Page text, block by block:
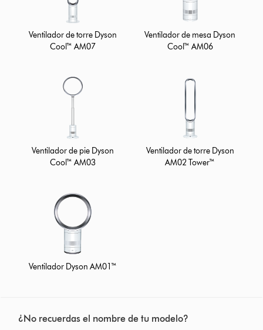
Ventilador de torre Dyson
Cool™ AM07
Ventilador de mesa Dyson
Cool™ AM06
Ventilador de pie Dyson
Cool™ AM03
Ventilador de torre Dyson
AM02 Tower™
Ventilador Dyson AM01™
¿No recuerdas el nombre de tu modelo?